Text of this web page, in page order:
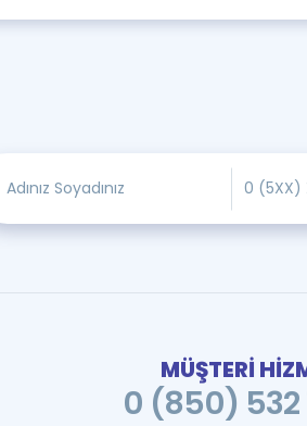
MÜŞTERİ
0 (850) 532